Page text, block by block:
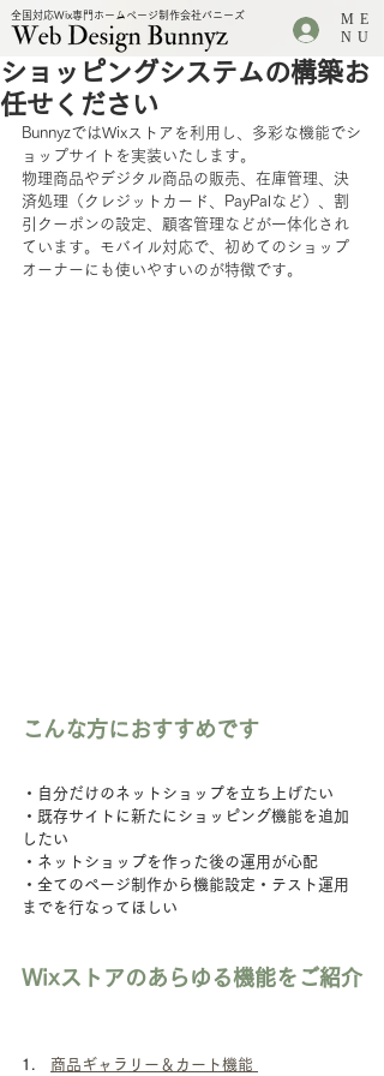
.
全国対応Wix専門ホームページ制作会社バニーズ
ME
NU
ショッピングシステムの構築お
任せください
BunnyzではWixストアを利用し、多彩な機能でシ
ョップサイトを実装いたします。
物理商品やデジタル商品の販売、在庫管理、決
済処理（クレジットカード、PayPalなど）、割
引クーポンの設定、顧客管理などが一体化され
ています。モバイル対応で、初めてのショップ
オーナーにも使いやすいのが特徴です。
こんな方におすすめです
・自分だけのネットショップを立ち上げたい
・既存サイトに新たにショッピング機能を追加
したい
・ネットショップを作った後の運用が心配
・全てのページ制作から機能設定・テスト運用
までを行なってほしい
Wixストアのあらゆる機能をご紹介
1. 商品ギャラリー＆カート機能